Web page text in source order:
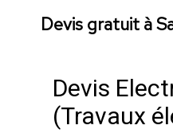
Devis gratuit à
Devis
(Travaux